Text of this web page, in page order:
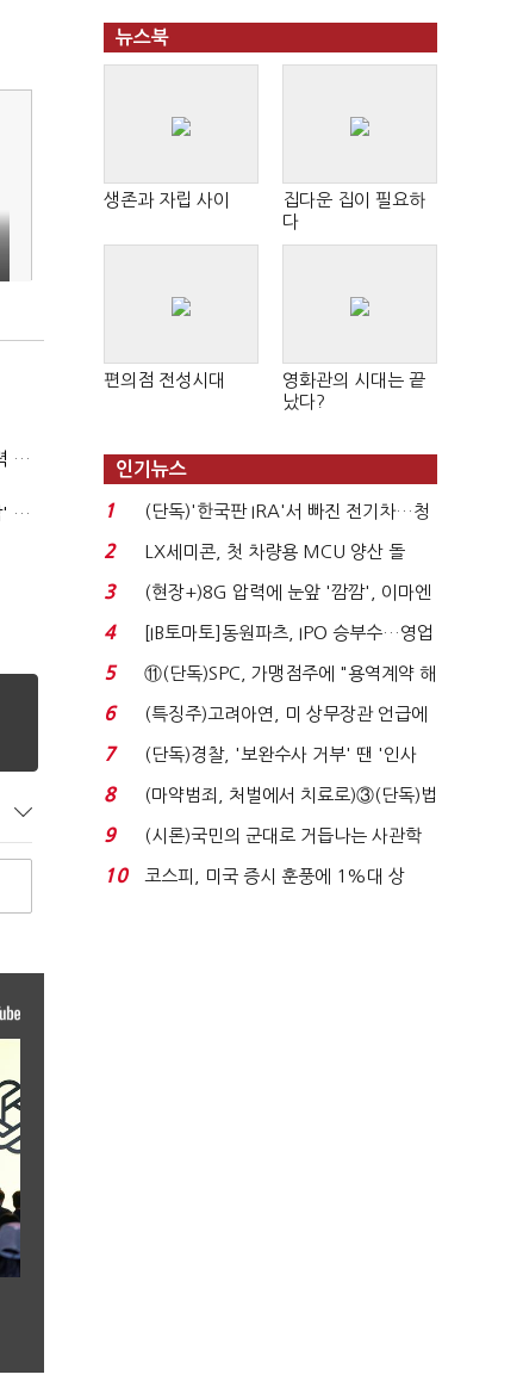
(폴리스라인)'순환근무 방침'에 경찰은 삭발…"베테랑·수사력 보강 먼저"
'신림동·서현역 칼부림' 뒤엔 기동순찰대…'장윤기 은폐·조작' 후엔 내부비리수사대
뉴스북
생존과 자립 사이
집다운 집이 필요하
다
편의점 전성시대
영화관의 시대는 끝
났다?
인기뉴스
1
(단독)'한국판 IRA'서 빠진 전기차…청
와대 벽에 막혔다...
2
LX세미콘, 첫 차량용 MCU 양산 돌
입…현대차·기아에 ...
3
(현장+)8G 압력에 눈앞 '깜깜', 이마엔
구슬땀 '뚝뚝'…화려...
4
[IB토마토]동원파츠, IPO 승부수…영업
익 7배 성장의 ...
5
⑪(단독)SPC, 가맹점주에 "용역계약 해
지하라"...내팽개친 '...
6
(특징주)고려아연, 미 상무장관 언급에
12% '급등'...
7
(단독)경찰, '보완수사 거부' 땐 '인사
불이익·수사자격 배...
8
(마약범죄, 처벌에서 치료로)③(단독)법
무부, 마약재활과 4...
9
(시론)국민의 군대로 거듭나는 사관학
교 개혁
10
코스피, 미국 증시 훈풍에 1%대 상